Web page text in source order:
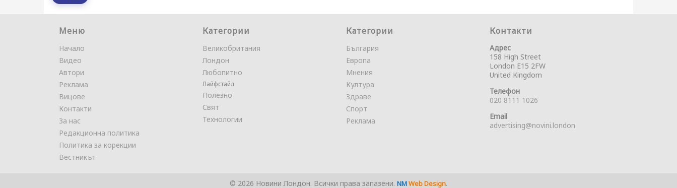
Меню
Начало
Видео
Автори
Реклама
Вицове
Контакти
За нас
Редакционна политика
Политика за корекции
Вестникът
Категории
Великобритания
Лондон
Любопитно
Лайфстайл
Полезно
Свят
Технологии
Категории
България
Европа
Мнения
Култура
Здраве
Спорт
Реклама
Контакти
Адрес
158 High Street
London E15 2FW
United Kingdom
Телефон
020 8111 1026
Email
advertising@novini.london
© 2026 Новини Лондон. Всички права запазени. NMWeb Design.